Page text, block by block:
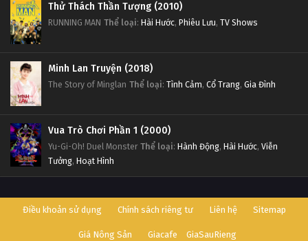
Thử Thách Thần Tượng (2010)
RUNNING MAN Thể loại: Hài Hước, Phiêu Lưu, TV Shows
Minh Lan Truyện (2018)
The Story of Minglan Thể loại: Tình Cảm, Cổ Trang, Gia Đình
Vua Trò Chơi Phần 1 (2000)
Yu-Gi-Oh! Duel Monster Thể loại: Hành Động, Hài Hước, Viễn
Tưởng, Hoạt Hình
Điều khoản sử dụng Chính sách riêng tư Liên hệ Sitemap
Giá Nông Sản Giacafe GiaSauRieng